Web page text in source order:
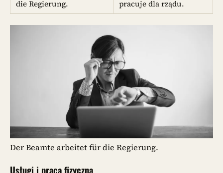
die Regierung. pracuje dla rządu.
Der Beamte arbeitet für die Regierung.
Usługi i praca fizyczna